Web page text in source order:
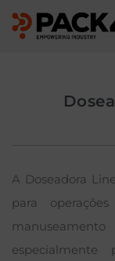
A Doseadora
para